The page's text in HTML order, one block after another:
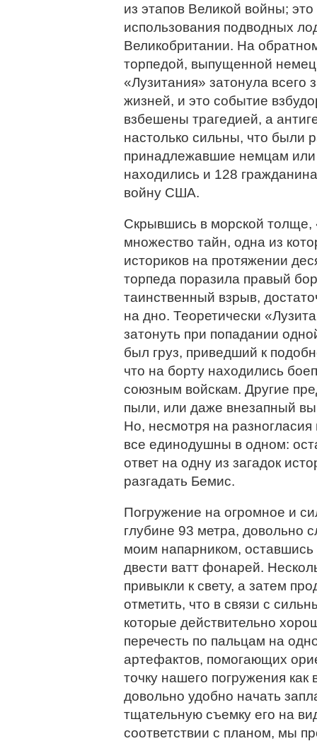
из этапов Великой войны;
использования подводных
Великобритании. На
торпедой, выпущенной
«Лузитания» затонула всего
жизней, и это событие
взбешены трагедией, а
настолько сильны, что были
принадлежавшие немцам
находились и 128
войну США.
Скрывшись в морской толще,
множество тайн, одна из
историков на протяжении
торпеда поразила правый
таинственный взрыв,
на дно. Теоретически
затонуть при попадании
был груз, приведший к
что на борту находились
союзным войскам. Другие
пыли, или даже внезапный
Но, несмотря на
все единодушны в одном:
ответ на одну из загадок
разгадать Бемис.
Погружение на огромное и
глубине 93 метра, довольно
моим напарником,
двести ватт фонарей.
привыкли к свету, а затем
отметить, что в связи с
которые действительно
перечесть по пальцам на
артефактов, помогающих
точку нашего погружения
довольно удобно начать
тщательную съемку его на
соответствии с планом, мы